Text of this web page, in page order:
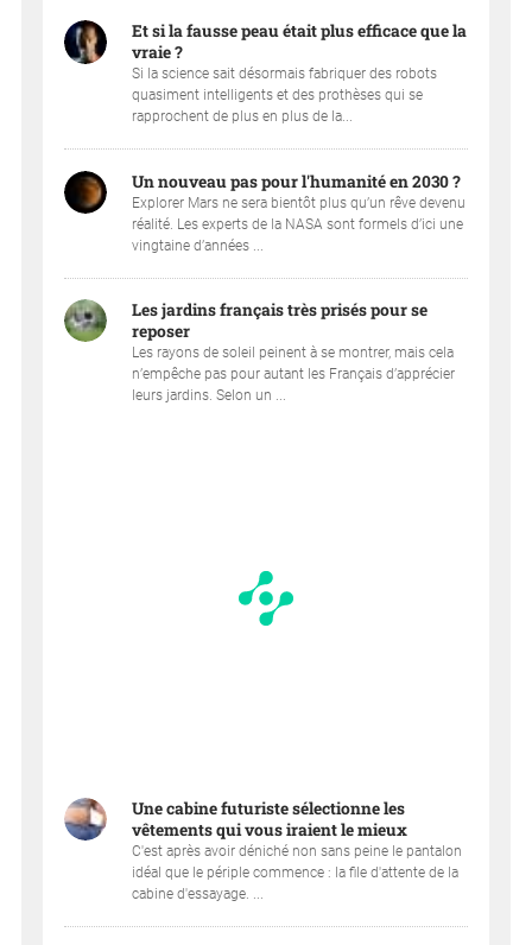
Et si la fausse peau était plus efficace que la
vraie ?
Si la science sait désormais fabriquer des robots
quasiment intelligents et des prothèses qui se
rapprochent de plus en plus de la...
Un nouveau pas pour l'humanité en 2030 ?
Explorer Mars ne sera bientôt plus qu’un rêve devenu
réalité. Les experts de la NASA sont formels d’ici une
vingtaine d’années ...
Les jardins français très prisés pour se
reposer
Les rayons de soleil peinent à se montrer, mais cela
n’empêche pas pour autant les Français d’apprécier
leurs jardins. Selon un ...
Une cabine futuriste sélectionne les
vêtements qui vous iraient le mieux
C'est après avoir déniché non sans peine le pantalon
idéal que le périple commence : la file d'attente de la
cabine d'essayage. ...